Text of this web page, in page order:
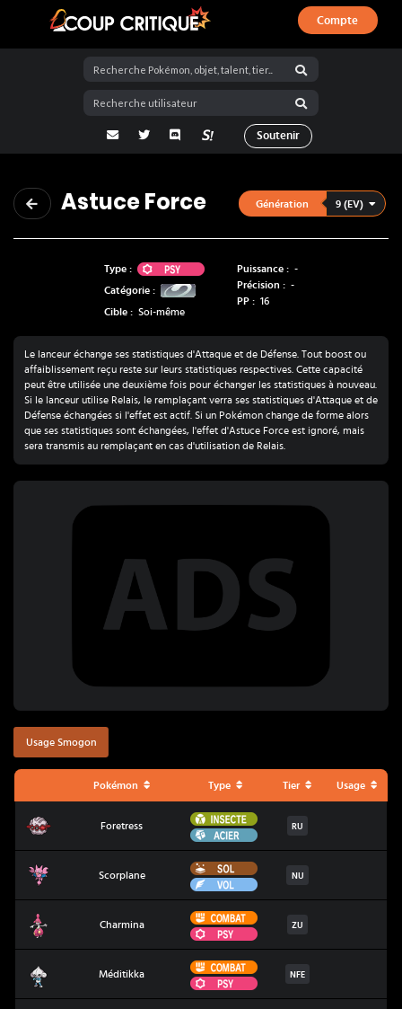
Coup Critique
Compte
adresse email
Twitter Discord La Salty Room sur Pokémon
Soutenir
Astuce Force Génération 9 (EV)
Type : Psy
Catégorie :
Cible : Soi-même
Puissance : -
Précision : -
PP : 16
Le lanceur échange ses statistiques d'Attaque et de Défense. Tout boost ou
affaiblissement reçu reste sur leurs statistiques respectives. Cette capacité
peut être utilisée une deuxième fois pour échanger les statistiques à nouveau.
Si le lanceur utilise Relais, le remplaçant verra ses statistiques d'Attaque et de
Défense échangées si l'effet est actif. Si un Pokémon change de forme alors
que ses statistiques sont échangées, l'effet d'Astuce Force est ignoré, mais
sera transmis au remplaçant en cas d'utilisation de Relais.
Usage Smogon
Pokémon Type Tier Usage
Foretress
Insecte
Acier
RU
Scorplane
Sol
Vol
NU
Charmina
Combat
Psy
ZU
Méditikka
Combat
Psy
NFE